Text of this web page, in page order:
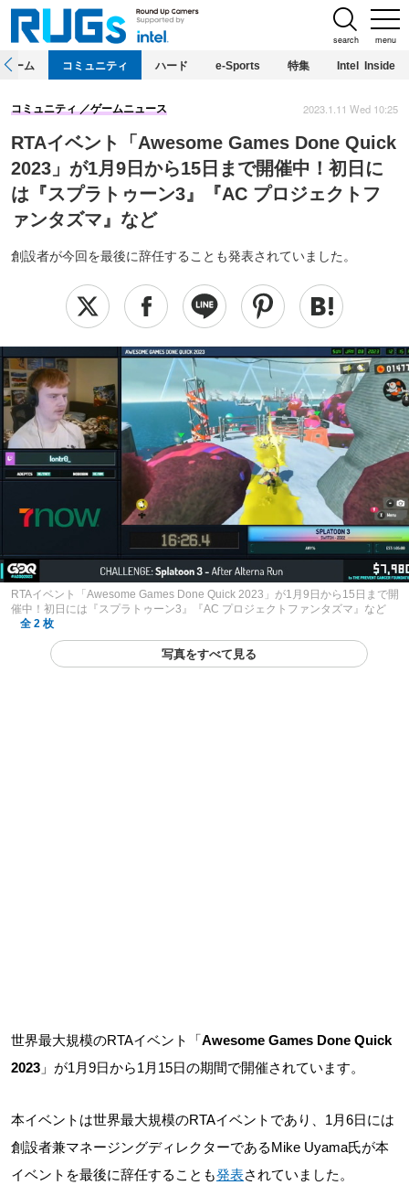
menu
search
ホーム コミュニティ ハード e-Sports 特集 Intel Inside
RTAイベント「Awesome Games Done Quick
2023」が1月9日から15日まで開催中！初日に
は『スプラトゥーン3』『AC プロジェクトフ
ァンタズマ』など
創設者が今回を最後に辞任することも発表されていました。
コミュニティ ゲームニュース 2023.1.11 Wed 10:25
RTAイベント「Awesome Games Done Quick 2023」が1月9日から15日まで開
催中！初日には『スプラトゥーン3』『AC プロジェクトファンタズマ』など
全 2 枚
写真をすべて見る
世界最大規模のRTAイベント「Awesome Games Done Quick
2023 」が1月9日から1月15日の期間で開催されています。
本イベントは世界最大規模のRTAイベントであり、1月6日には
創設者兼マネージングディレクターであるMike Uyama氏が本
イベントを最後に辞任することも発表されていました。